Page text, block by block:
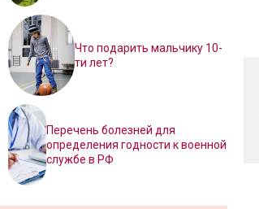
Что подарить мальчику 10-
ти лет?
Перечень болезней для
определения годности к военной
службе в РФ